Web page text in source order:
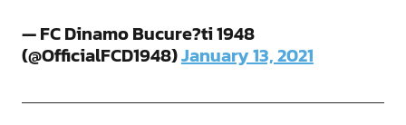
— FC Dinamo Bucure?ti 1948
(@OfficialFCD1948)January 13, 2021